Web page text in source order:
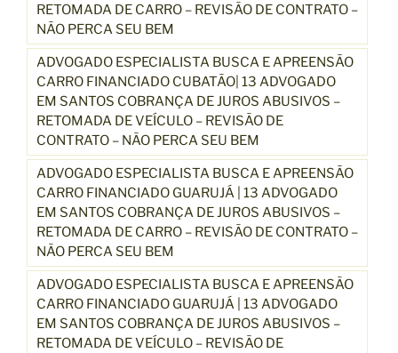
RETOMADA DE CARRO – REVISÃO DE CONTRATO –
NÃO PERCA SEU BEM
ADVOGADO ESPECIALISTA BUSCA E APREENSÃO
CARRO FINANCIADO CUBATÃO| 13 ADVOGADO
EM SANTOS COBRANÇA DE JUROS ABUSIVOS –
RETOMADA DE VEÍCULO – REVISÃO DE
CONTRATO – NÃO PERCA SEU BEM
ADVOGADO ESPECIALISTA BUSCA E APREENSÃO
CARRO FINANCIADO GUARUJÁ | 13 ADVOGADO
EM SANTOS COBRANÇA DE JUROS ABUSIVOS –
RETOMADA DE CARRO – REVISÃO DE CONTRATO –
NÃO PERCA SEU BEM
ADVOGADO ESPECIALISTA BUSCA E APREENSÃO
CARRO FINANCIADO GUARUJÁ | 13 ADVOGADO
EM SANTOS COBRANÇA DE JUROS ABUSIVOS –
RETOMADA DE VEÍCULO – REVISÃO DE